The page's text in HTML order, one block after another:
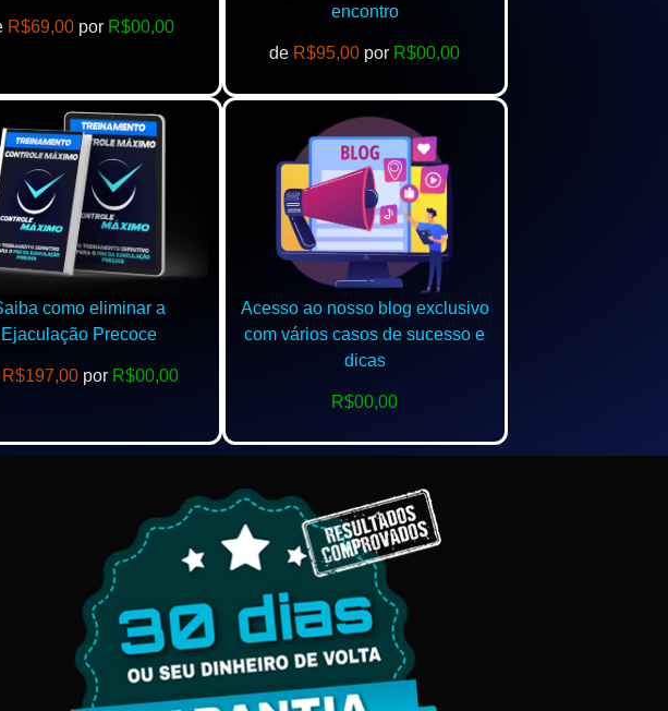
R$69,00 por R$00,00
encontro
de R$95,00 por R$00,00
como eliminar a
Ejaculação Precoce
R$197,00 por R$00,00
Acesso ao nosso blog exclusivo
com vários casos de sucesso e
dicas
R$00,00